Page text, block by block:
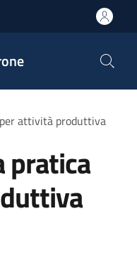
attività produttiva
pratica